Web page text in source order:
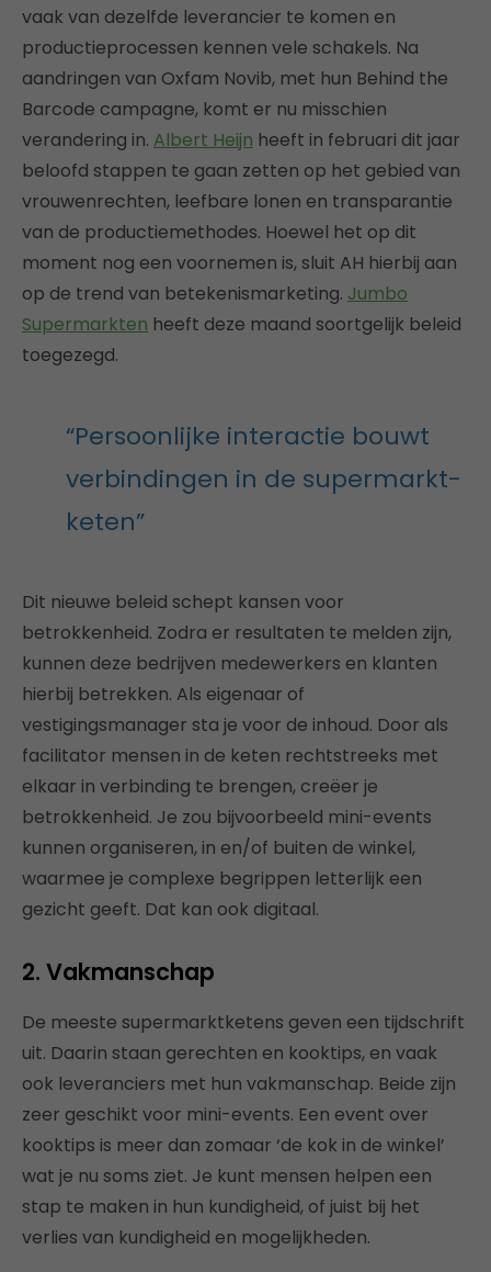
vaak van dezelfde leverancier te komen en
productieprocessen kennen vele schakels. Na
aandringen van Oxfam Novib, met hun Behind the
Barcode campagne, komt er nu misschien
verandering in. Albert Heijn heeft in februari dit jaar
beloofd stappen te gaan zetten op het gebied van
vrouwenrechten, leefbare lonen en transparantie
van de productiemethodes. Hoewel het op dit
moment nog een voornemen is, sluit AH hierbij aan
op de trend van betekenismarketing. Jumbo
Supermarkten heeft deze maand soortgelijk beleid
toegezegd.
“Persoonlijke interactie bouwt
verbindingen in de supermarkt-
keten”
Dit nieuwe beleid schept kansen voor
betrokkenheid. Zodra er resultaten te melden zijn,
kunnen deze bedrijven medewerkers en klanten
hierbij betrekken. Als eigenaar of
vestigingsmanager sta je voor de inhoud. Door als
facilitator mensen in de keten rechtstreeks met
elkaar in verbinding te brengen, creëer je
betrokkenheid. Je zou bijvoorbeeld mini-events
kunnen organiseren, in en/of buiten de winkel,
waarmee je complexe begrippen letterlijk een
gezicht geeft. Dat kan ook digitaal.
2. Vakmanschap
De meeste supermarktketens geven een tijdschrift
uit. Daarin staan gerechten en kooktips, en vaak
ook leveranciers met hun vakmanschap. Beide zijn
zeer geschikt voor mini-events. Een event over
kooktips is meer dan zomaar ‘de kok in de winkel’
wat je nu soms ziet. Je kunt mensen helpen een
stap te maken in hun kundigheid, of juist bij het
verlies van kundigheid en mogelijkheden.